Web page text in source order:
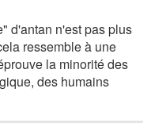
d'antan n'est pas plus
ressemble à une
la minorité des
des humains